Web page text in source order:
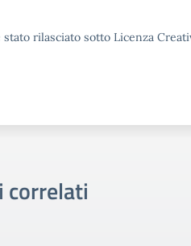
rilasciato sotto Licenza
correlati